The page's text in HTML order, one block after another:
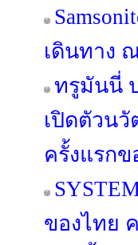
เดินทาง
ทรูมันนี่
เปิดตัวน
ครั้งแรก
ของไทย ค